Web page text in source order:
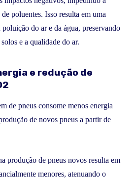
poluentes. Isso resulta em uma
do ar e da água, preservando
e a qualidade do ar.
e redução de
de pneus consome menos energia
de novos pneus a partir de
produção de pneus novos resulta em
menores, atenuando o